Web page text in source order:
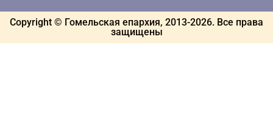
Copyright © Гомельская епархия, 2013-2026. Все права
защищены